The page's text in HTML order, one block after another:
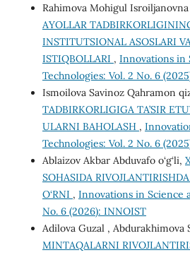
Rahimova Mohigul Isroiljanovna
AYOLLAR
INSTITUTSIONAL ASOSLARI
ISTIQBOLLARI , Innovations in
Technologies: Vol. 2 No. 6
Ismoilova Savinoz Qahramon
TADBIRKORLIGIGA TA’SIR
ULARNI BAHOLASH ,
Technologies: Vol. 2 No. 6
Ablaizov Akbar Abduvafo o‘g‘li,
SOHASIDA
O‘RNI , Innovations in Science
No. 6 (2026): INNOIST
Adilova Guzal , Abdurakhimova
MINTAQALARNI